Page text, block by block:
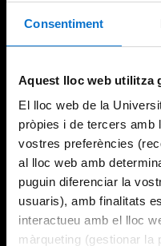
Consentiment
Aquest lloc web utilitza
El lloc web de la
pròpies i de tercers amb
vostres preferències
al lloc web amb
puguin diferenciar la
usuaris), amb finalitats
interactueu amb el lloc
màrqueting (gestionar la